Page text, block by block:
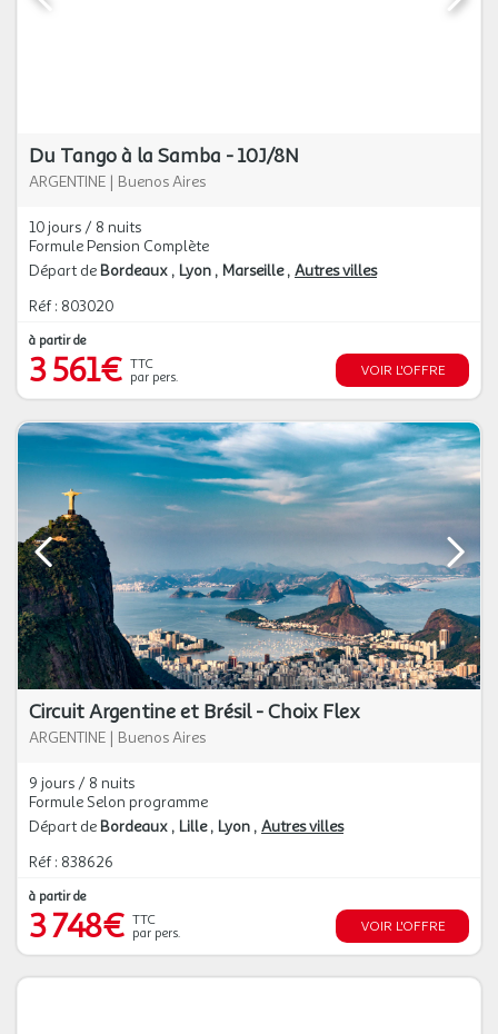
Du Tango à la Samba - 10J/8N
ARGENTINE | Buenos Aires
10 jours / 8 nuits
Formule Pension Complète
Départ de Bordeaux Lyon Marseille Autres villes
Réf : 803020
à partir de
3 561€ TTC
par pers.
VOIR L'OFFRE
Circuit Argentine et Brésil - Choix Flex
ARGENTINE | Buenos Aires
9 jours / 8 nuits
Formule Selon programme
Départ de Bordeaux Lille Lyon Autres villes
Réf : 838626
à partir de
3 748€ TTC
par pers.
VOIR L'OFFRE